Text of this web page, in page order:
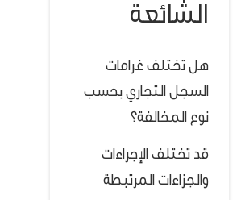
الشائعة
هل تختلف غرامات
السجل التجاري بحسب
نوع المخالفة؟
قد تختلف الإجراءات
والجزاءات المرتبطة